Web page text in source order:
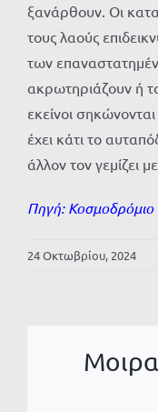
ξανάρθουν. Οι
τους λαούς
των
ακρωτηριάζουν ή
εκείνοι
έχει κάτι το
άλλον τον γεμίζει
Πηγή: Κοσμοδρόμιο
24 Οκτωβρίου, 2024